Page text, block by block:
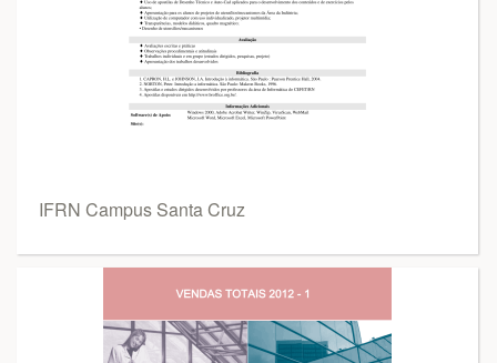
IFRN Campus Santa Cruz